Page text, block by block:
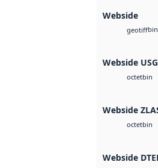
Webside
geotiffbin
Webside
octetbin
Webside
octetbin
Webside